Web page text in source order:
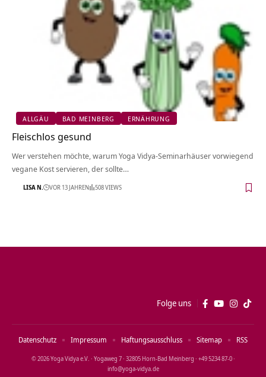
ALLGÄU BAD MEINBERG ERNÄHRUNG
Fleischlos gesund
Wer verstehen möchte, warum Yoga Vidya-Seminarhäuser vorwiegend
vegane Kost servieren, der sollte…
LISA N. VOR 13 JAHREN 508 VIEWS
Folge uns
© 2026 Yoga Vidya e.V. · Yogaweg 7 · 32805 Horn‑Bad Meinberg · +49 5234 87‑0 ·
info@yoga‑vidya.de
Datenschutz Impressum Haftungsausschluss Sitemap RSS